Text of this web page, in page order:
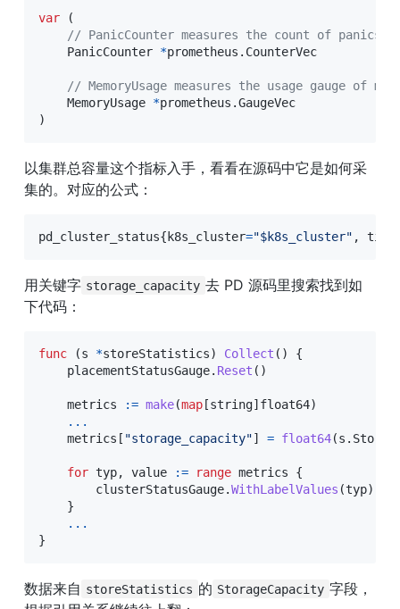
var
(
// PanicCounter measures the count of panics.
    PanicCounter
*prometheus . CounterVec
// MemoryUsage measures the usage gauge of
    MemoryUsage
*prometheus .
)
以集群总容量这个指标入手，看看在源码中它是如何采
集的。对应的公式：
pd_cluster_status{ k8s_cluster="$k8s_cluster" ,
用关键字 storage_capacity 去 PD 源码里搜索找到如
下代码：
func (s *storeStatistics) Collect ( )
{
    placementStatusGauge
. Reset ( )
    metrics
:= make(map [string] float64)
...
    metrics
[ "storage_capacity"] = float64(s .
for typ, value := range metrics {
        clusterStatusGauge
.WithLabelValues (typ)
}
...
}
数据来自 storeStatistics 的 StorageCapacity 字段，